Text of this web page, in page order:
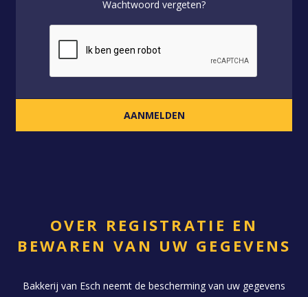
Wachtwoord vergeten?
OVER REGISTRATIE EN
BEWAREN VAN UW GEGEVENS
Bakkerij van Esch neemt de bescherming van uw gegevens